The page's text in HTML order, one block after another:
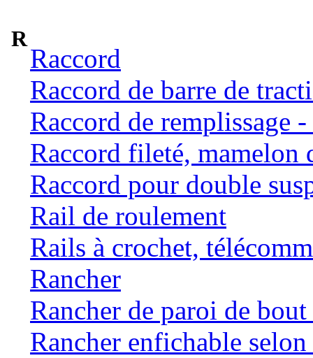
R
Raccord
Raccord de barre de
Raccord de remplissage
Raccord fileté, mamelon
Raccord pour double
Rail de roulement
Rails à crochet,
Rancher
Rancher de paroi de
Rancher enfichable